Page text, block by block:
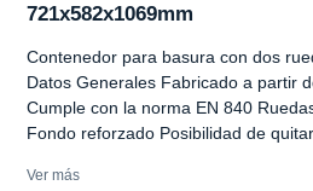
721x582x1069mm
Contenedor para basura con dos
Datos Generales Fabricado a partir
Cumple con la norma EN 840
Fondo reforzado Posibilidad de quitar
Ver más